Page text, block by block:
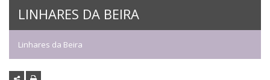
LINHARES DA BEIRA
Linhares da Beira